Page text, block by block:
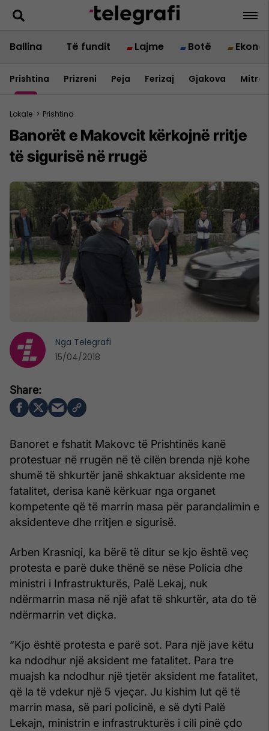
Ballina Të fundit Lajme Botë
Prishtina Prizreni Peja Ferizaj Gjakova
Lokale > Prishtina
Banorët e Makovcit kërkojnë rritje
të sigurisë në rrugë
Banoret e fshatit Makovc të Prishtinës kanë
protestuar në rrugën në të cilën brenda një kohe
shumë të shkurtër janë shkaktuar aksidente me
fatalitet, derisa kanë kërkuar nga organet
kompetente që të marrin masa për parandalimin e
aksidenteve dhe rritjen e sigurisë.
Arben Krasniqi, ka bërë të ditur se kjo është veç
protesta e parë duke thënë se nëse Policia dhe
ministri i Infrastrukturës, Palë Lekaj, nuk
ndërmarrin masa në një afat të shkurtër, ata do të
ndërmarrin vet diçka.
“Kjo është protesta e parë sot. Para një jave këtu
ka ndodhur një aksident me fatalitet. Para tre
muajsh ka ndodhur një tjetër aksident me fatalitet,
që la të vdekur një 5 vjeçar. Ju kishim lut që të
marrin masa, së pari policinë, e së dyti Palë
Lekajn, ministrin e infrastrukturës i cili pinë çdo
Nga Telegrafi
15/04/2018